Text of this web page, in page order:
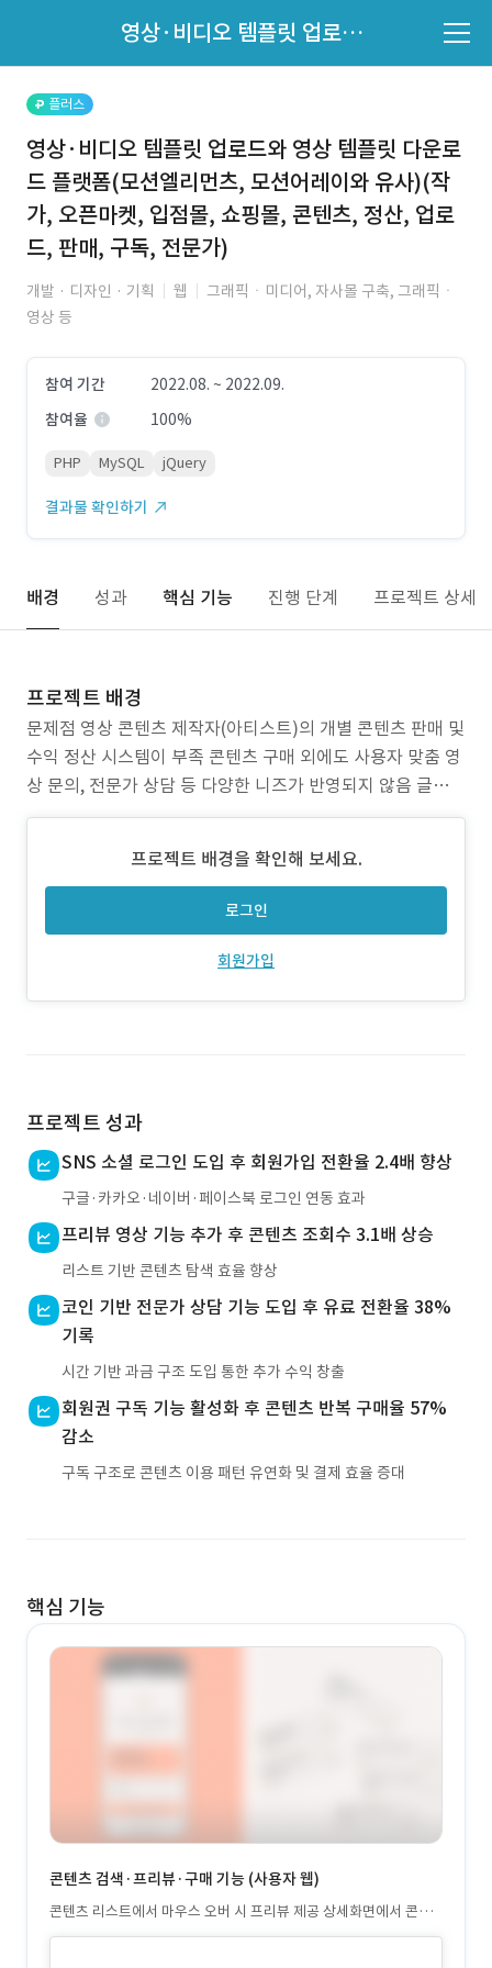
영상·비디오 템플릿 업로드와 영상 템플릿 다운로드 플랫폼(모션엘리먼츠, 모션어레이와 유사)(작가, 오픈마켓, 입점몰, 쇼핑몰, 콘텐츠, 정산, 업로드, 판매, 구독, 전문가)
지원자 목록 바로가기
플러스
영상·비디오 템플릿 업로드와 영상 템플릿 다운로
드 플랫폼(모션엘리먼츠, 모션어레이와 유사)(작
가, 오픈마켓, 입점몰, 쇼핑몰, 콘텐츠, 정산, 업로
드, 판매, 구독, 전문가)
개발 · 디자인 · 기획 웹
그래픽ㆍ미디어, 자사몰 구축, 그래픽ㆍ
영상 등
참여 기간
2022.08. ~ 2022.09.
참여율
100%
PHP MySQL jQuery
결과물 확인하기
배경 성과 핵심 기능 진행 단계 프로젝트 상세
프로젝트 배경
문제점 영상 콘텐츠 제작자(아티스트)의 개별 콘텐츠 판매 및
수익 정산 시스템이 부족 콘텐츠 구매 외에도 사용자 맞춤 영
상 문의, 전문가 상담 등 다양한 니즈가 반영되지 않음 글로벌
사용자 대응을 위한 다국어 결제 시스템 및 코인 기반 과금 구
이 가능한 시스템 설계 일반 회원은 콘텐츠 구매, 구독형 상품
이용, 상담 통화 등을 통해 다양한
프로젝트 배경을 확인해 보세요.
로그인
회원가입
프로젝트 성과
SNS 소셜 로그인 도입 후 회원가입 전환율 2.4배 향상
구글·카카오·네이버·페이스북 로그인 연동 효과
프리뷰 영상 기능 추가 후 콘텐츠 조회수 3.1배 상승
리스트 기반 콘텐츠 탐색 효율 향상
코인 기반 전문가 상담 기능 도입 후 유료 전환율 38%
기록
시간 기반 과금 구조 도입 통한 추가 수익 창출
회원권 구독 기능 활성화 후 콘텐츠 반복 구매율 57%
감소
구독 구조로 콘텐츠 이용 패턴 유연화 및 결제 효율 증대
핵심 기능
콘텐츠 검색·프리뷰·구매 기능 (사용자 웹)
콘텐츠 리스트에서 마우스 오버 시 프리뷰 제공 상세화면에서 콘텐
츠 정보 확인 및 장바구니, 찜하기, 결제 가능